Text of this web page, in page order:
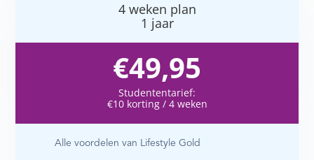
4 weken plan
1 jaar
€49,95
Studententarief:
€10 korting / 4 weken
Alle voordelen van Lifestyle Gold